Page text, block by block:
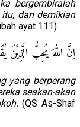
bergembiralah
dan demikian
ayat 111).
اِنَّ اللّٰهَ يُحِبُّ الَّذِيْنَ
yang berperang
seakan-akan
(QS As-Shaf